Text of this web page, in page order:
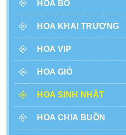
HOA BÓ
HOA KHAI TRƯƠNG
HOA VIP
HOA GIỎ
HOA SINH NHẬT
HOA CHIA BUỒN